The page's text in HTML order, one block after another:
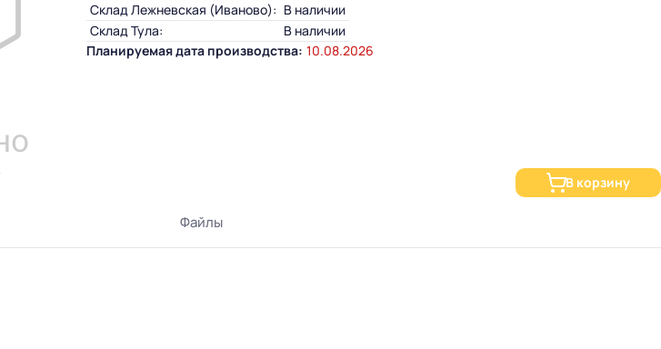
Склад Лежневская (Иваново): В наличии
Склад Тула:
В наличии
Планируемая дата производства: 10.08.2026
В корзину
Файлы